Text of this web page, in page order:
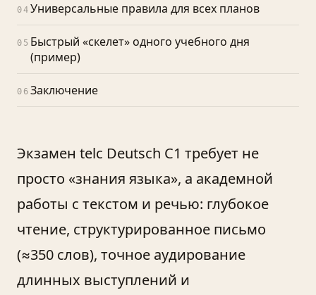
04 Универсальные правила для всех планов
05 Быстрый «скелет» одного учебного дня
(пример)
06 Заключение
Экзамен telc Deutsch C1 требует не
просто «знания языка», а академной
работы с текстом и речью: глубокое
чтение, структурированное письмо
(≈350 слов), точное аудирование
длинных выступлений и